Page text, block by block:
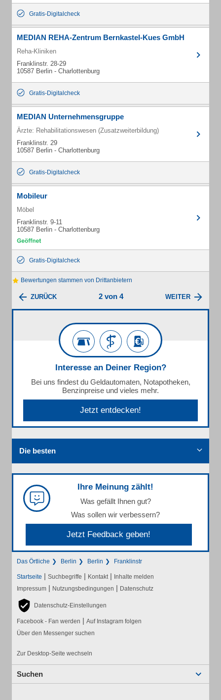
Gratis-Digitalcheck
MEDIAN REHA-Zentrum Bernkastel-Kues GmbH
Reha-Kliniken
Franklinstr. 28-29
10587 Berlin - Charlottenburg
Gratis-Digitalcheck
MEDIAN Unternehmensgruppe
Ärzte: Rehabilitationswesen (Zusatzweiterbildung)
Franklinstr. 29
10587 Berlin - Charlottenburg
Gratis-Digitalcheck
Mobileur
Möbel
Franklinstr. 9-11
10587 Berlin - Charlottenburg
Gratis-Digitalcheck
Bewertungen stammen von Drittanbietern
ZURÜCK 2 von 4 WEITER
Interesse an Deiner Region?
Bei uns findest du Geldautomaten, Notapotheken,
Benzinpreise und vieles mehr.
Jetzt entdecken!
Die besten
Ihre Meinung zählt!
Was gefällt Ihnen gut?
Was sollen wir verbessern?
Jetzt Feedback geben!
Das Örtliche Berlin Berlin Franklinstr
Startseite | Suchbegriffe | Kontakt | Inhalte melden
Impressum | Nutzungsbedingungen | Datenschutz
Datenschutz-Einstellungen
Facebook - Fan werden | Auf Instagram folgen
Über den Messenger suchen
Zur Desktop-Seite wechseln
Suchen